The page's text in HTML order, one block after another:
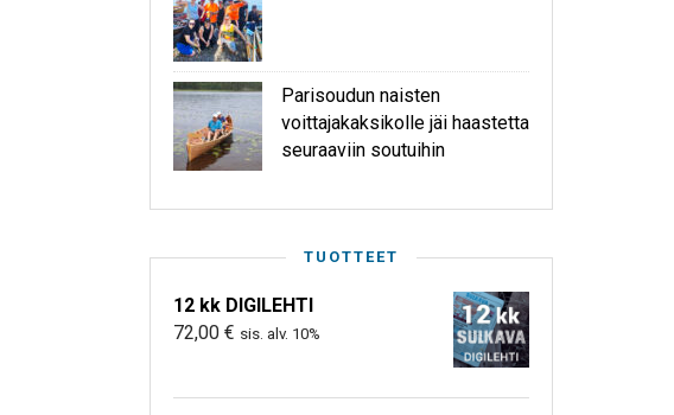
Parisoudun naisten
voittajakaksikolle jäi haastetta
seuraaviin soutuihin
TUOTTEET
12 kk DIGILEHTI
72,00 € sis. alv. 10%